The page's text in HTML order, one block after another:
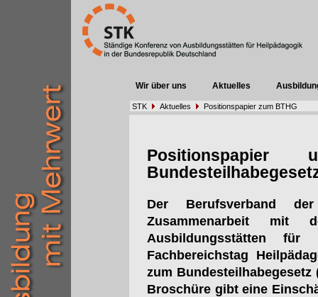
Wir über uns Aktuelles
STK Aktuelles Positionspapier zum BTHG
Der Berufsverband
Zusammenarbeit mit
Ausbildungsstätten
Fachbereichstag
zum
Broschüre gibt eine